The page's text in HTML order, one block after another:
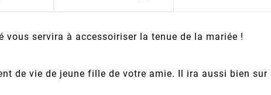
vous servira à accessoiriser la tenue de la mariée !
de vie de jeune fille de votre amie. Il ira aussi bien